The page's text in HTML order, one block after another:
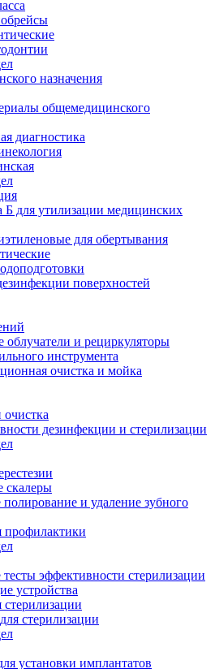
назначения
общемедицинского
диагностика
Б для утилизации медицинских
для обертывания
поверхностей
облучатели и рециркуляторы
инструмента
очистка и мойка
дезинфекции и стерилизации
скалеры
и удаление зубного
профилактики
эффективности стерилизации
устройства
стерилизации
установки имплантатов